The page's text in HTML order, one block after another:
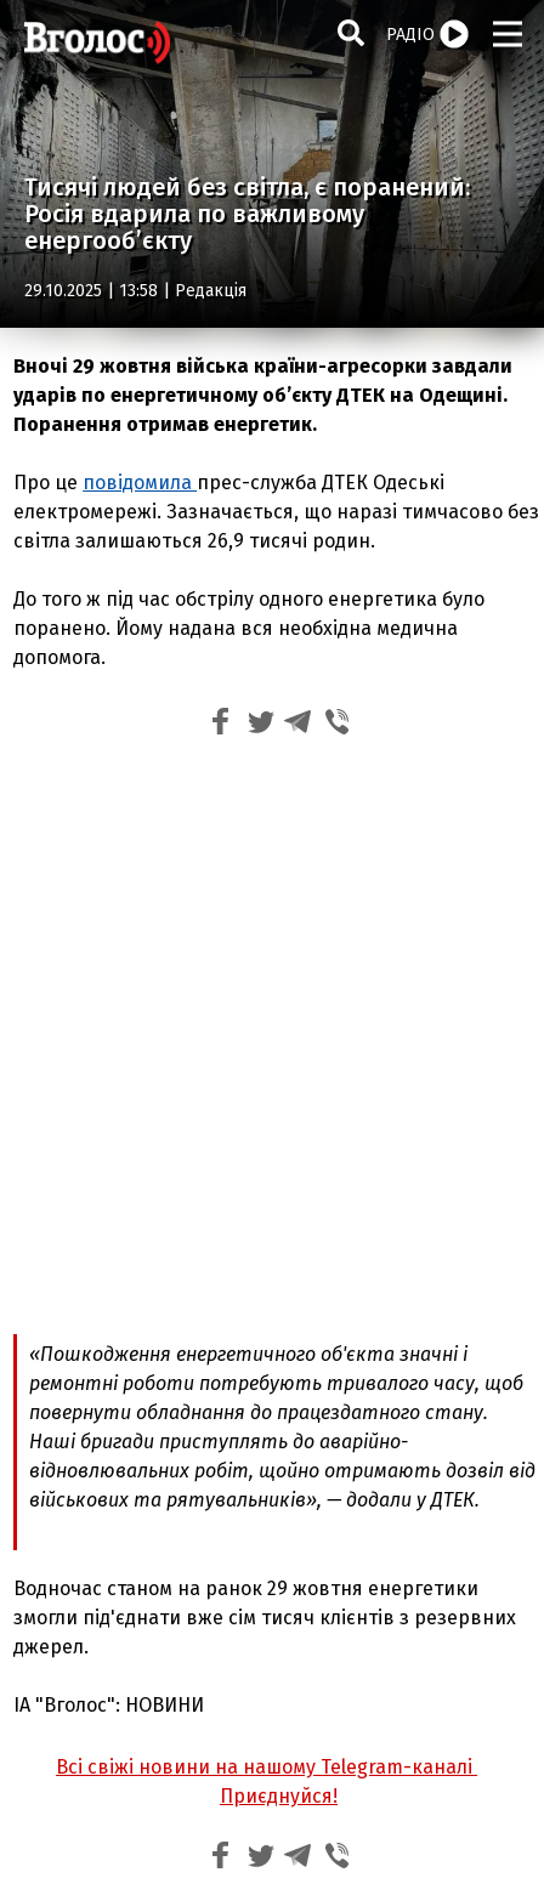
РАДІО
Тисячі людей без світла, є поранений:
Росія вдарила по важливому
енергооб’єкту
29.10.2025 | 13:58 | Редакція
Вночі 29 жовтня війська країни-агресорки завдали
ударів по енергетичному об’єкту ДТЕК на Одещині.
Поранення отримав енергетик.
Про це повідомила прес-служба ДТЕК Одеські
електромережі. Зазначається, що наразі тимчасово без
світла залишаються 26,9 тисячі родин.
До того ж під час обстрілу одного енергетика було
поранено. Йому надана вся необхідна медична
допомога.
«Пошкодження енергетичного об'єкта значні і
ремонтні роботи потребують тривалого часу, щоб
повернути обладнання до працездатного стану.
Наші бригади приступлять до аварійно-
відновлювальних робіт, щойно отримають дозвіл від
військових та рятувальників», — додали у ДТЕК.
Водночас станом на ранок 29 жовтня енергетики
змогли під'єднати вже сім тисяч клієнтів з резервних
джерел.
ІА "Вголос": НОВИНИ
Всі свіжі новини на нашому Telegram-каналі
Приєднуйся!